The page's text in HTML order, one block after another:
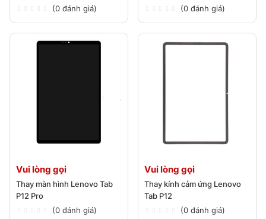
(0 đánh giá)
(0 đánh giá)
Vui lòng gọi
Thay màn hình Lenovo Tab
P12 Pro
(0 đánh giá)
Vui lòng gọi
Thay kính cảm ứng Lenovo
Tab P12
(0 đánh giá)